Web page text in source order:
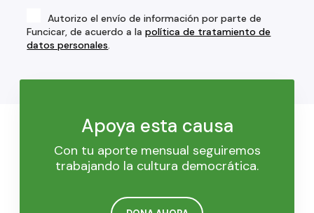
Autorizo el envío de información por parte de
Funcicar, de acuerdo a lapolítica de tratamiento de
datos personales.
Apoya esta causa
Con tu aporte mensual seguiremos
trabajando la cultura democrática.